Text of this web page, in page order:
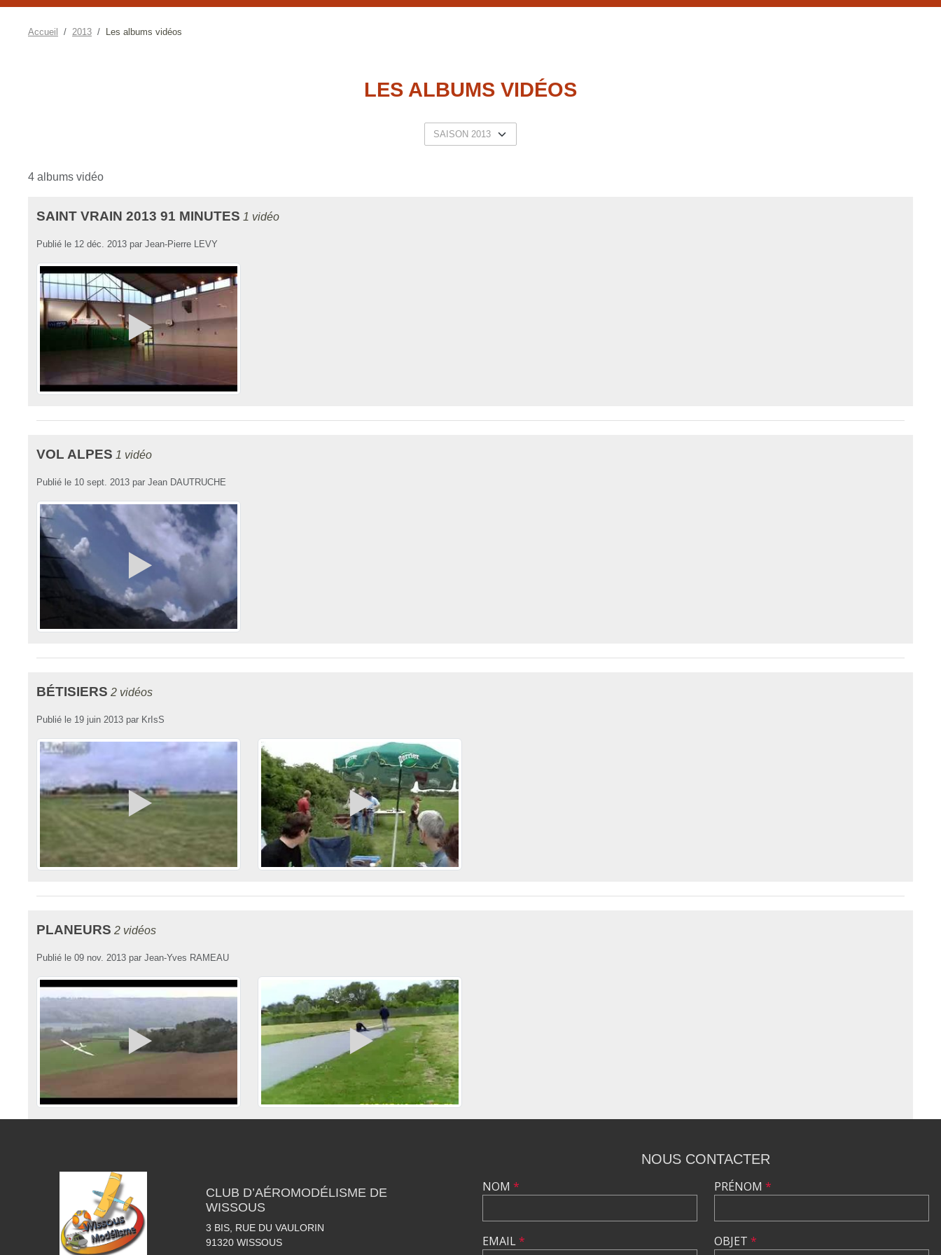
Accueil 2013 Les albums vidéos
LES ALBUMS VIDÉOS
4 albums vidéo
SAINT VRAIN 2013 91 MINUTES 1 vidéo
Publié le 12 déc. 2013 par Jean-Pierre LEVY
VOL ALPES 1 vidéo
Publié le 10 sept. 2013 par Jean DAUTRUCHE
BÉTISIERS 2 vidéos
Publié le 19 juin 2013 par KrIsS
PLANEURS 2 vidéos
Publié le 09 nov. 2013 par Jean-Yves RAMEAU
CLUB D’AÉROMODÉLISME DE
WISSOUS
3 BIS, RUE DU VAULORIN
91320 WISSOUS
NOUS CONTACTER
NOM *
EMAIL*
PRÉNOM *
OBJET *